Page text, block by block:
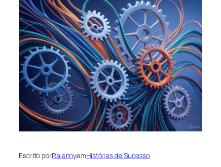
Escrito porRaiannyemHistórias de Sucesso